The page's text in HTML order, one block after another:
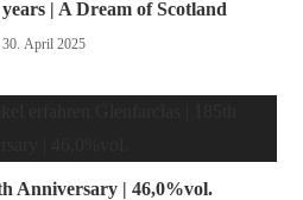
| A Dream of Scotland
30. April 2025
Anniversary | 46,0%vol.